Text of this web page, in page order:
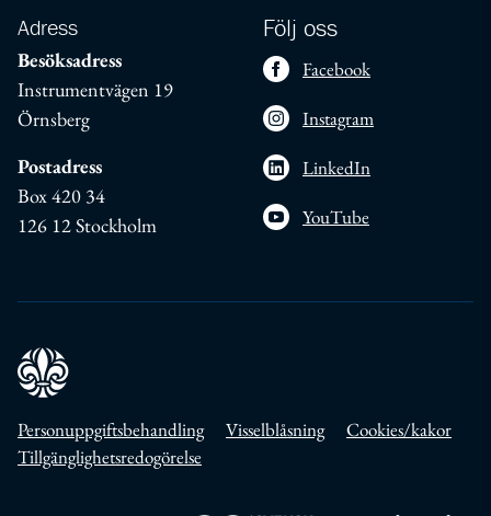
Adress
Besöksadress
Instrumentvägen 19
Örnsberg
Postadress
Box 420 34
126 12 Stockholm
Följ oss
Facebook
Instagram
LinkedIn
YouTube
Personuppgiftsbehandling Visselblåsning
Cookies/kakor
Tillgänglighetsredogörelse